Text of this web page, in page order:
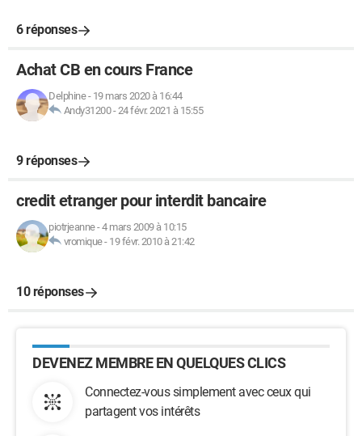
6 réponses
Achat CB en cours France
Delphine- 19 mars 2020 à 16:44
Andy31200-24 févr. 2021 à 15:55
9 réponses
credit etranger pour interdit bancaire
piotrjeanne-4 mars 2009 à 10:15
vromique- 19 févr. 2010 à 21:42
10 réponses
DEVENEZ MEMBRE EN QUELQUES CLICS
Connectez-vous simplement avec ceux qui
partagent vos intérêts